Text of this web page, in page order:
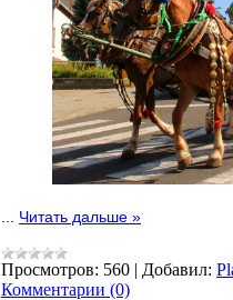
Читать дальше »
Просмотров: 560 | Добавил:
Комментарии (0)